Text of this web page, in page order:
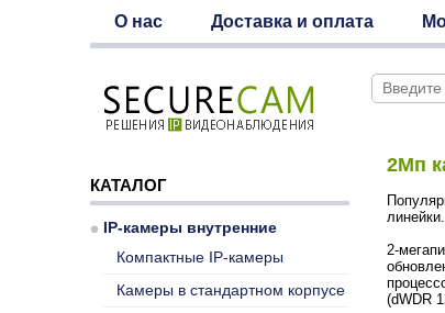
О нас Доставка и оплата
2Мп
линейки.
2-
(dWDR
КАТАЛОГ
IP-камеры внутренние
Компактные IP-камеры
Камеры в стандартном корпусе